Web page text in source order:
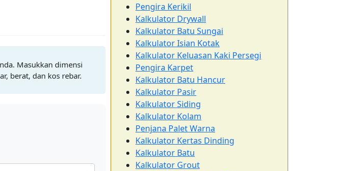
Masukkan dimensi
berat, dan kos rebar.
Pengira Kerikil
Kalkulator Drywall
Kalkulator Batu Sungai
Kalkulator Isian Kotak
Kalkulator Keluasan Kaki Persegi
Pengira Karpet
Kalkulator Batu Hancur
Kalkulator Pasir
Kalkulator Siding
Kalkulator Kolam
Penjana Palet Warna
Kalkulator Kertas Dinding
Kalkulator Batu
Kalkulator Grout